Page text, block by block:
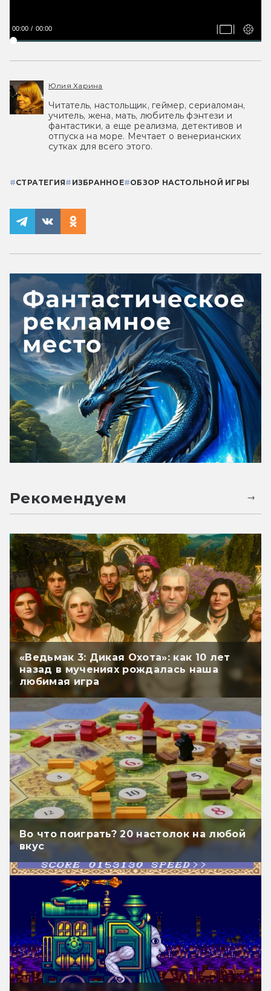
00:00 00:00
Юлия Харина
Читатель, настольщик, геймер, сериаломан,
учитель, жена, мать, любитель фэнтези и
фантастики, а еще реализма, детективов и
отпуска на море. Мечтает о венерианских
сутках для всего этого.
#СТРАТЕГИЯ# ИЗБРАННОЕ#ОБЗОР НАСТОЛЬНОЙ ИГРЫ
Рекомендуем
«Ведьмак 3: Дикая Охота»: как 10 лет
назад в мучениях рождалась наша
любимая игра
Во что поиграть? 20 настолок на любой
вкус